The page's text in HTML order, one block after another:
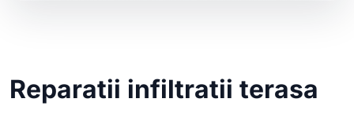
Reparatii infiltratii terasa